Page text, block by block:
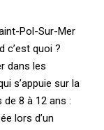
Pol-Sur-Mer
c’est quoi ?
dans les
s’appuie sur la
de 8 à 12 ans :
lors d’un